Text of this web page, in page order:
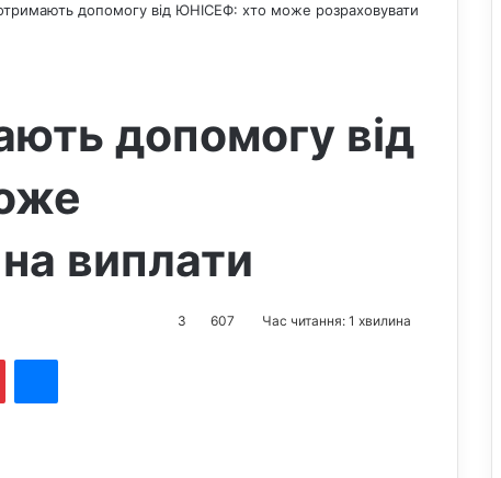
отримають допомогу від ЮНІСЕФ: хто може розраховувати
допомогу від
виплати
3 607 Час читання: 1 хвилина